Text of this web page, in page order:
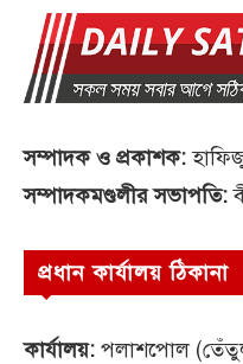
সম্পাদক ও প্রকাশক:
সম্পাদকমণ্ডলীর সভাপতি:
প্রধান কার্যালয় ঠিকানা
কার্যালয়: পলাশপোল